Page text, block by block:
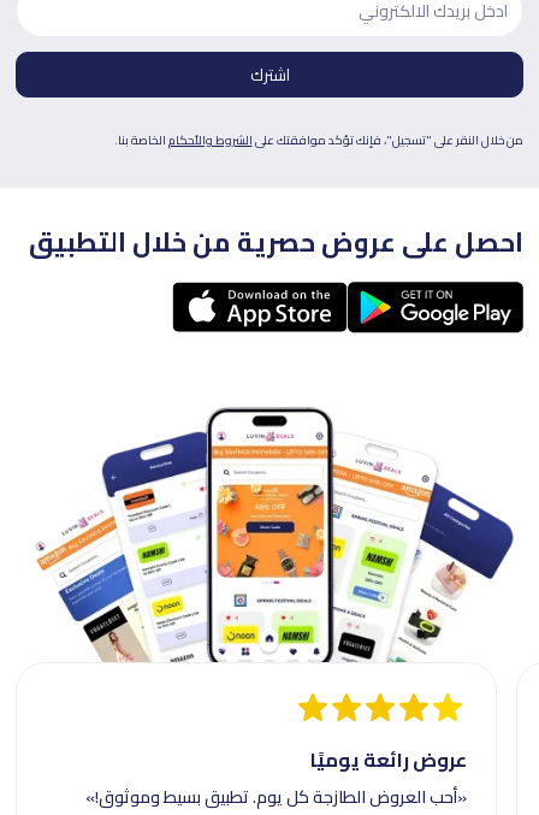
من خلال النقر على "تسجيل"، فإنك تؤكد موافقتك علىالشروط والأحكامالخاصة بنا.
احصل على عروض حصرية من خلال التطبيق
عروض رائعة يوميًا
«أحب العروض الطازجة كل يوم. تطبيق بسيط وموثوق!»